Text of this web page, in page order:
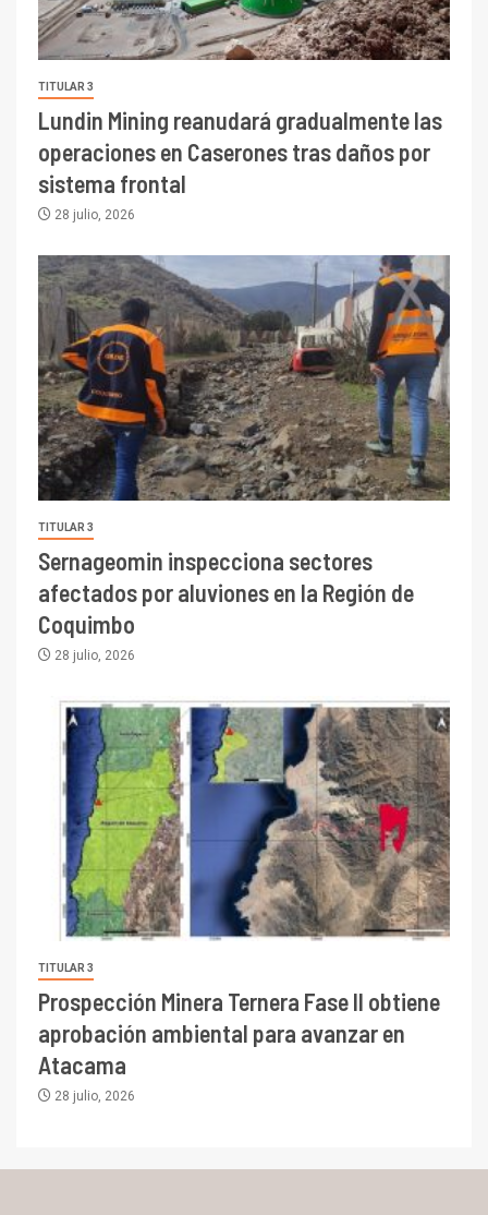
TITULAR 3
Lundin Mining reanudará gradualmente las
operaciones en Caserones tras daños por
sistema frontal
28 julio, 2026
TITULAR 3
Sernageomin inspecciona sectores
afectados por aluviones en la Región de
Coquimbo
28 julio, 2026
TITULAR 3
Prospección Minera Ternera Fase II obtiene
aprobación ambiental para avanzar en
Atacama
28 julio, 2026